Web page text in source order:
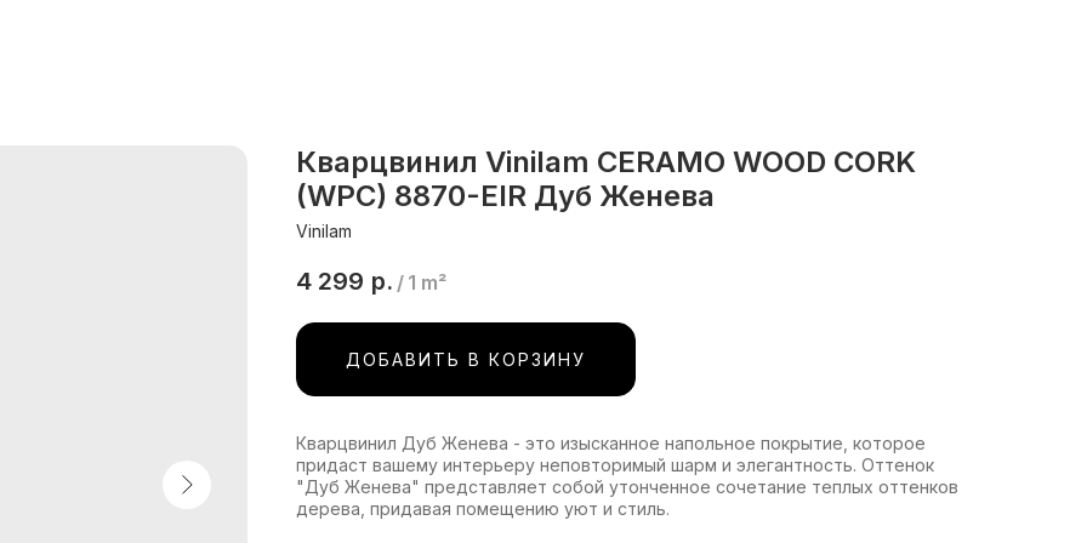
Кварцвинил Vinilam CERAMO WOOD CORK
(WPC) 8870-EIR Дуб Женева
Vinilam
4 299 р. / 1 m²
ДОБАВИТЬ В КОРЗИНУ
Кварцвинил Дуб Женева - это изысканное напольное покрытие, которое
придаст вашему интерьеру неповторимый шарм и элегантность. Оттенок
"Дуб Женева" представляет собой утонченное сочетание теплых оттенков
дерева, придавая помещению уют и стиль.